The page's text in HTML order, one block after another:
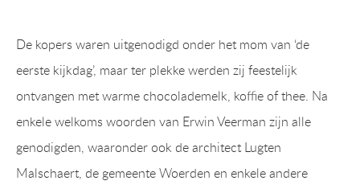
De kopers waren uitgenodigd onder het mom van ‘de
eerste kijkdag’, maar ter plekke werden zij feestelijk
ontvangen met warme chocolademelk, koffie of thee. Na
enkele welkoms woorden van Erwin Veerman zijn alle
genodigden, waaronder ook de architect Lugten
Malschaert, de gemeente Woerden en enkele andere